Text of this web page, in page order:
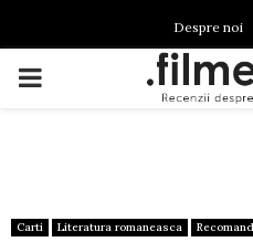
Despre noi
PRIMARY
Carti Literatura romaneasca